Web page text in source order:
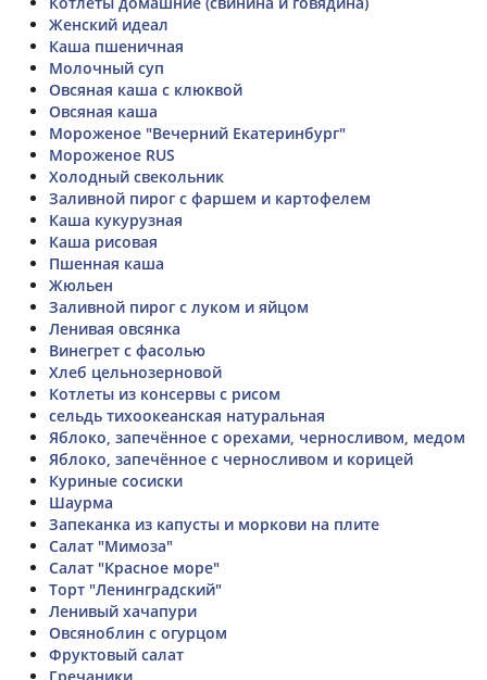
Женский идеал
Каша пшеничная
Молочный суп
Овсяная каша с клюквой
Овсяная каша
Мороженое "Вечерний Екатеринбург"
Мороженое RUS
Холодный свекольник
Заливной пирог с фаршем и картофелем
Каша кукурузная
Каша рисовая
Пшенная каша
Жюльен
Заливной пирог с луком и яйцом
Ленивая овсянка
Винегрет с фасолью
Хлеб цельнозерновой
Котлеты из консервы с рисом
сельдь тихоокеанская натуральная
Яблоко, запечённое с орехами, черносливом, медом
Яблоко, запечённое с черносливом и корицей
Куриные сосиски
Шаурма
Запеканка из капусты и моркови на плите
Салат "Мимоза"
Салат "Красное море"
Торт "Ленинградский"
Ленивый хачапури
Овсяноблин с огурцом
Фруктовый салат